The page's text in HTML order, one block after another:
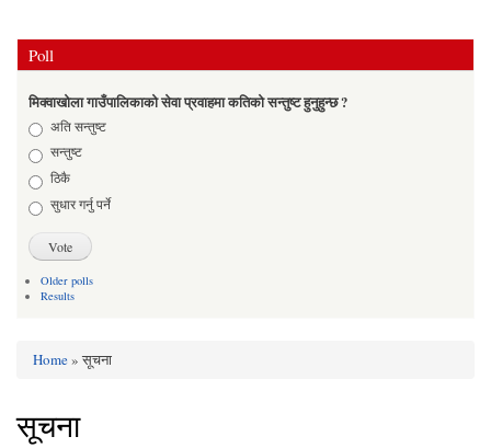
Poll
मिक्वाखोला गाउँपालिकाको सेवा प्रवाहमा कतिको सन्तुष्ट हुनुहुन्छ ?
Choicesअति सन्तुष्ट
सन्तुष्ट
ठिकै
सुधार गर्नु पर्ने
Older polls
Results
You are here
Home» सूचना
सूचना